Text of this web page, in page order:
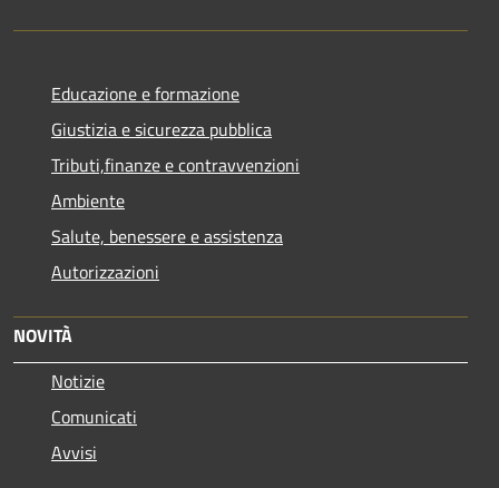
Educazione e formazione
Giustizia e sicurezza pubblica
Tributi,finanze e contravvenzioni
Ambiente
Salute, benessere e assistenza
Autorizzazioni
NOVITÀ
Notizie
Comunicati
Avvisi